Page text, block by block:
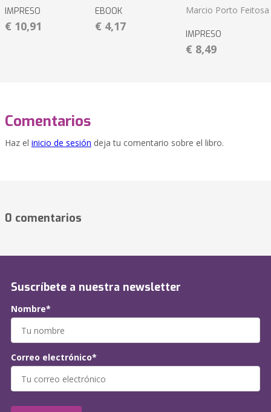
IMPRESO
€ 10,91
EBOOK
€ 4,17
Marcio Porto Feitosa
IMPRESO
€ 8,49
Comentarios
Haz el inicio de sesión deja tu comentario sobre el libro.
0 comentarios
Suscríbete a nuestra newsletter
Nombre*
Correo electrónico*